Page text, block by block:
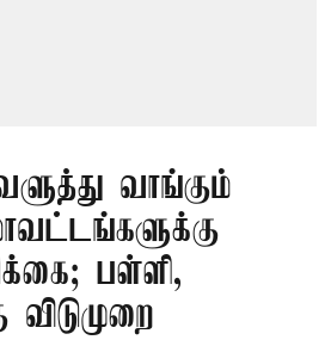
வாங்கும்
பள்ளி,
விடுமுறை